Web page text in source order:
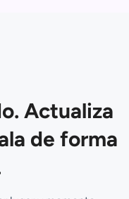
Actualiza
de forma